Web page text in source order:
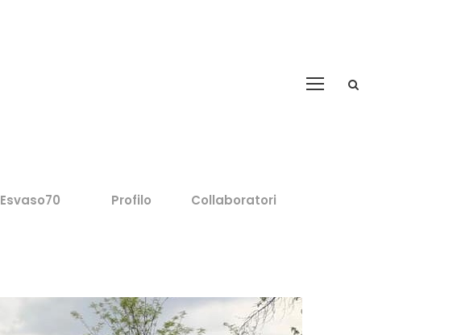
Esvaso70 Profilo Collaboratori